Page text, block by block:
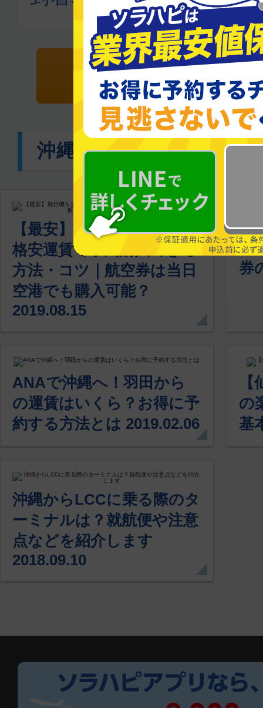
最安値を再
沖縄(那覇)関連コラム
【最安】飛行機を当日でも
格安運賃で予約購入できる
方法・コツ｜航空券は当日
空港でも購入可能？
2019.08.15
沖
主
券
ANAで沖縄へ！羽田から
の運賃はいくら？お得に予
約する方法とは 2019.02.06
の
基
沖縄からLCCに乗る際のタ
ーミナルは？就航便や注意
点などを紹介します
2018.09.10